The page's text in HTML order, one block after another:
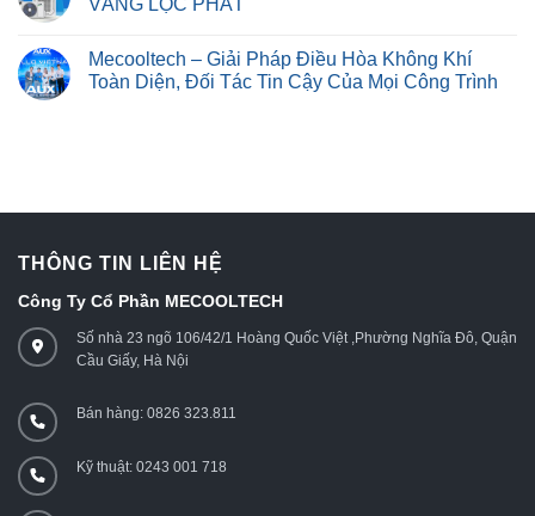
VÀNG LỘC PHÁT
Mecooltech – Giải Pháp Điều Hòa Không Khí
Toàn Diện, Đối Tác Tin Cậy Của Mọi Công Trình
THÔNG TIN LIÊN HỆ
Công Ty Cổ Phần MECOOLTECH
Số nhà 23 ngõ 106/42/1 Hoàng Quốc Việt ,Phường Nghĩa Đô, Quận
Cầu Giấy, Hà Nội
Bán hàng: 0826 323.811
Kỹ thuật: 0243 001 718